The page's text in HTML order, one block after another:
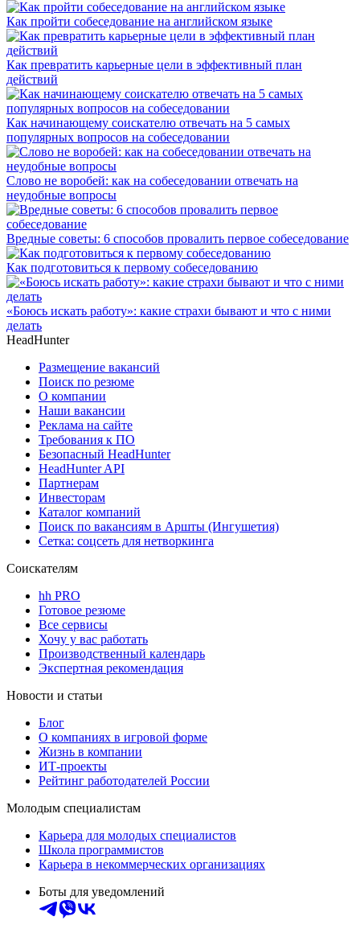
Как пройти собеседование на английском языке
Как превратить карьерные цели в эффективный план
действий
Как начинающему соискателю отвечать на 5 самых
популярных вопросов на собеседовании
Слово не воробей: как на собеседовании отвечать на
неудобные вопросы
Вредные советы: 6 способов провалить первое собеседование
Как подготовиться к первому собеседованию
«Боюсь искать работу»: какие страхи бывают и что с ними
делать
HeadHunter
Размещение вакансий
Поиск по резюме
О компании
Наши вакансии
Реклама на сайте
Требования к ПО
Безопасный HeadHunter
HeadHunter API
Партнерам
Инвесторам
Каталог компаний
Поиск по вакансиям в Аршты (Ингушетия)
Сетка: соцсеть для нетворкинга
Соискателям
hh PRO
Готовое резюме
Все сервисы
Хочу у вас работать
Производственный календарь
Экспертная рекомендация
Новости и статьи
Блог
О компаниях в игровой форме
Жизнь в компании
ИТ-проекты
Рейтинг работодателей России
Молодым специалистам
Карьера для молодых специалистов
Школа программистов
Карьера в некоммерческих организациях
Боты для уведомлений